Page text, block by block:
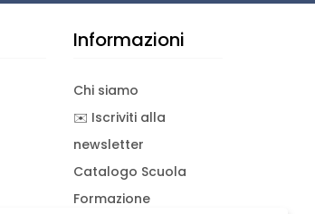
Informazioni
Chi siamo
✉️ Iscriviti alla
newsletter
Catalogo Scuola
Formazione